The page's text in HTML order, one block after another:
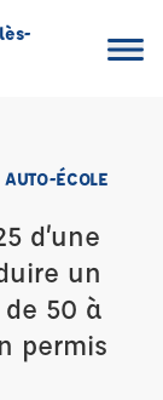
ÉCOLE
d’une
un
50 à
permis